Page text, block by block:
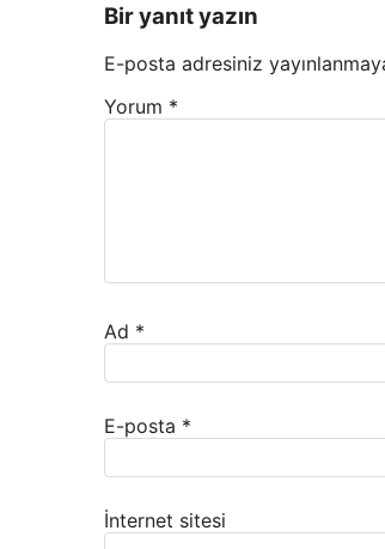
Bir yanıt yazın
E-posta adresiniz
Yorum *
Ad *
E-posta *
İnternet sitesi